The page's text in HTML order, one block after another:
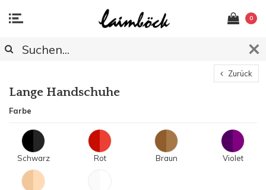
0
Zurück
Lange Handschuhe
Farbe
Schwarz Rot Braun Violet